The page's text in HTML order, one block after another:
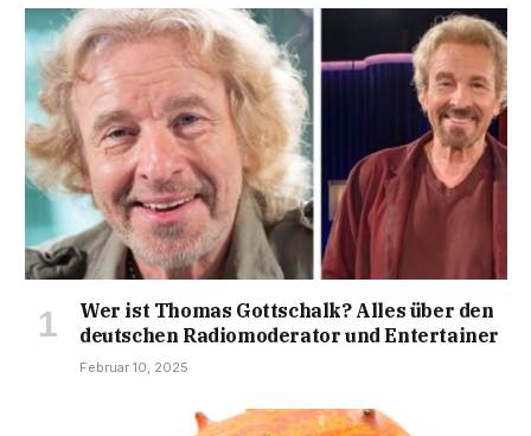
Wer ist Thomas Gottschalk? Alles über den
deutschen Radiomoderator und Entertainer
Februar 10, 2025